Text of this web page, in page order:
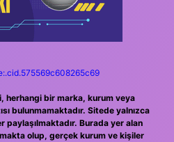
herhangi bir marka, kurum veya
bulunmamaktadır. Sitede yalnızca
paylaşılmaktadır. Burada yer alan
olup, gerçek kurum ve kişiler